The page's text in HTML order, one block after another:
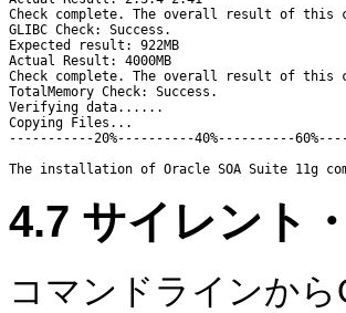
Check complete. The overall result of this
GLIBC Check: Success.
Expected result: 922MB
Actual Result: 4000MB
Check complete. The overall result of this
TotalMemory Check: Success.
Verifying data......
Copying Files...
-----------20%----------40%----------
4.7 サイレント
コマンドラインか